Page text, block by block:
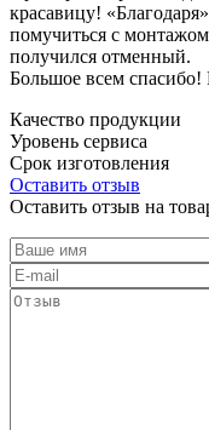
красавицу!
помучиться с
получился отменный.
Большое всем
Качество продукции
Уровень сервиса
Срок изготовления
Оставить отзыв
Оставить отзыв на